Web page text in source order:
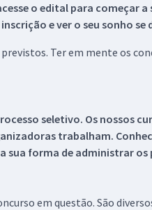
o edital para começar
e ver o seu sonho
Ter em mente os
seletivo. Os nossos
trabalham.
forma de administrar os
em questão. São